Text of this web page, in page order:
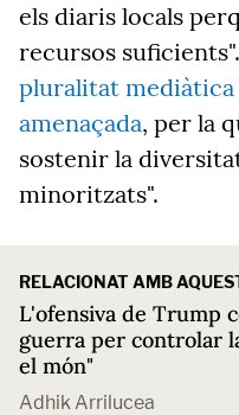
els diaris locals
recursos
pluralitat mediàtica
amenaçada, per la
sostenir la
minoritzats".
RELACIONAT AMB
L'ofensiva de Trump
guerra per controlar
el món"
Adhik Arrilucea